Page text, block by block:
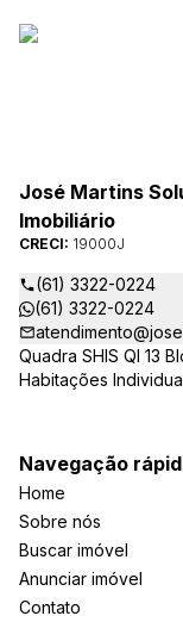
José Martins
Imobiliário
CRECI: 19000J
(61) 3322-0224
(61) 3322-0224
Quadra SHIS QI 13
Habitações
Navegação
Home
Sobre nós
Buscar imóvel
Anunciar imóvel
Contato